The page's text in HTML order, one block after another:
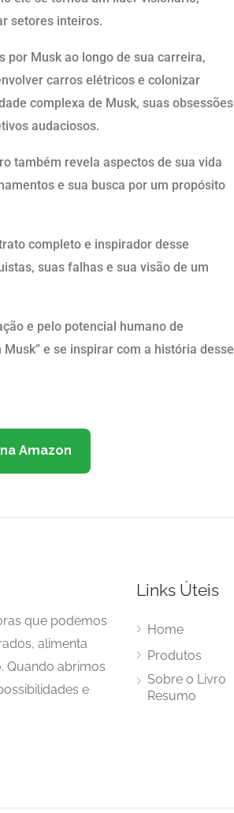
setores inteiros.
por Musk ao longo de sua carreira,
carros elétricos e colonizar
complexa de Musk, suas obsessões
audaciosos.
também revela aspectos de sua vida
e sua busca por um propósito
completo e inspirador desse
suas falhas e sua visão de um
e pelo potencial humano de
e se inspirar com a história desse
Amazon
que podemos
alimenta
Quando abrimos
e
Links Úteis
Home
Produtos
Sobre o Livro
Resumo